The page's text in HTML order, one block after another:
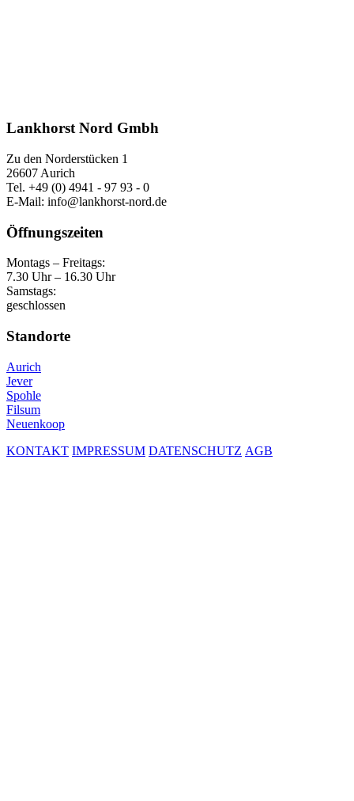
Lankhorst Nord Gmbh
Zu den Norderstücken 1
26607 Aurich
Tel. +49 (0) 4941 - 97 93 - 0
E-Mail: info@lankhorst-nord.de
Öffnungszeiten
Montags – Freitags:
7.30 Uhr – 16.30 Uhr
Samstags:
geschlossen
Standorte
Aurich
Jever
Spohle
Filsum
Neuenkoop
KONTAKT IMPRESSUM DATENSCHUTZ AGB